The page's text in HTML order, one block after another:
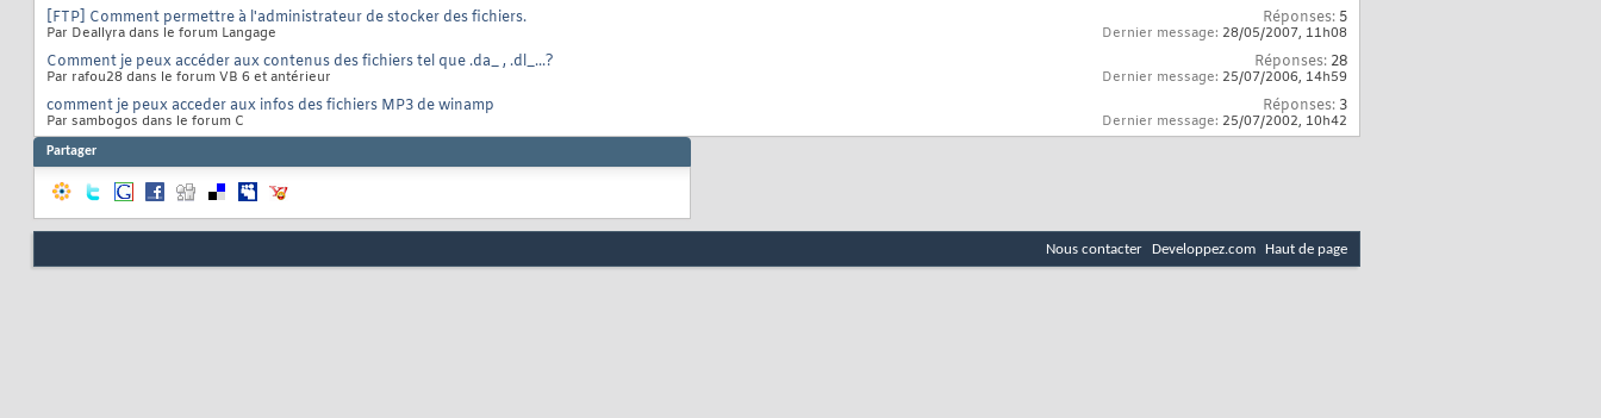
[FTP] Comment permettre à l'administrateur de stocker des fichiers.
Par Deallyra dans le forum Langage
Réponses: 5
Dernier message: 28/05/2007, 11h08
Comment je peux accéder aux contenus des fichiers tel que .da_ , .dl_...?
Par rafou28 dans le forum VB 6 et antérieur
Réponses: 28
Dernier message: 25/07/2006, 14h59
comment je peux acceder aux infos des fichiers MP3 de winamp
Par sambogos dans le forum C
Réponses: 3
Dernier message: 25/07/2002, 10h42
Partager
Nous contacter Developpez.com Haut de page